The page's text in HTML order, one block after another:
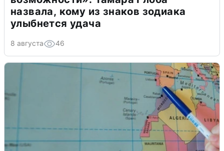
назвала, кому из знаков зодиака
улыбнется удача
8 августа 46